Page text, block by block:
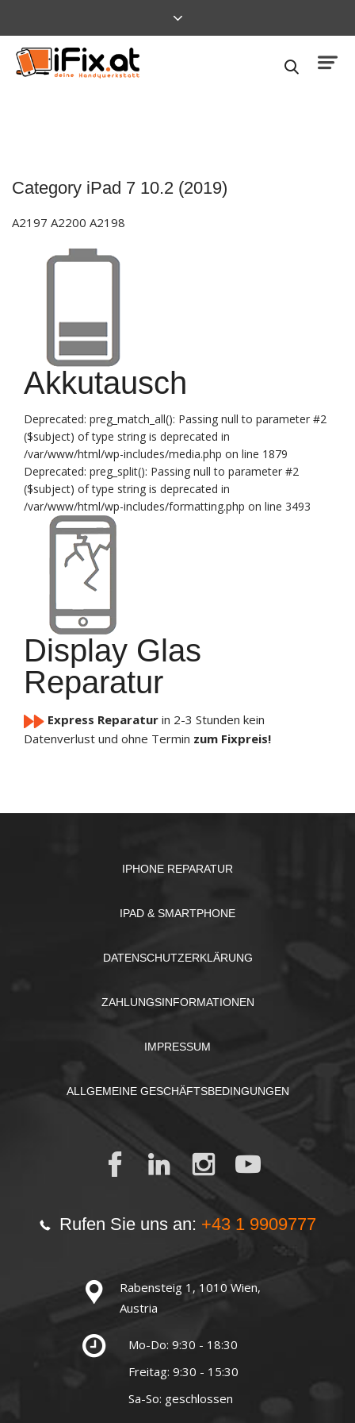
Category iPad 7 10.2 (2019)
A2197 A2200 A2198
Akkutausch
Deprecated: preg_match_all(): Passing null to parameter #2
($subject) of type string is deprecated in
/var/www/html/wp-includes/media.php on line 1879
Deprecated: preg_split(): Passing null to parameter #2
($subject) of type string is deprecated in
/var/www/html/wp-includes/formatting.php on line 3493
Display Glas
Reparatur
Express Reparaturin 2-3 Stundenkein
Datenverlust und ohne Termin zum Fixpreis!
IPHONE REPARATUR
IPAD & SMARTPHONE
DATENSCHUTZERKLÄRUNG
ZAHLUNGSINFORMATIONEN
IMPRESSUM
ALLGEMEINE GESCHÄFTSBEDINGUNGEN
Rufen Sie uns an: +43 1 9909777
Rabensteig 1, 1010 Wien,
Austria
Mo-Do: 9:30 - 18:30
Freitag: 9:30 - 15:30
Sa-So: geschlossen